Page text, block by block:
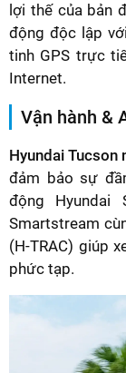
lợi thế của bản
động độc lập
tinh GPS trực
Internet.
Vận hành &
Hyundai Tucson
đảm bảo sự
động Hyundai
Smartstream
(H-TRAC) giúp
phức tạp.